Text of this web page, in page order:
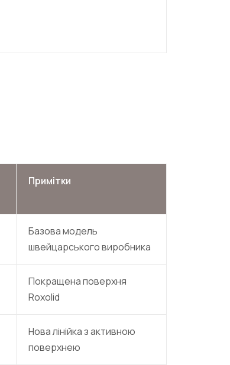
Примітки
Базова модель
швейцарського виробника
Покращена поверхня
Roxolid
Нова лінійка з активною
поверхнею